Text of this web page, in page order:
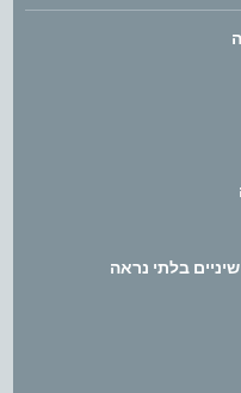
בלתי נראה